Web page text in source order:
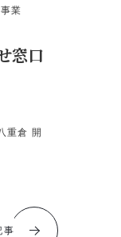
業
窓口
重倉 開
事